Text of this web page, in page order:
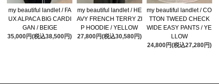
my beautiful landlet / FA
UX ALPACA BIG CARDI
GAN / BEIGE
35,000円(税込38,500円)
my beautiful landlet / HE
AVY FRENCH TERRY ZI
P HOODIE / YELLOW
27,800円(税込30,580円)
my beautiful landlet / CO
TTON TWEED CHECK
WIDE EASY PANTS / YE
LLOW
24,800円(税込27,280円)